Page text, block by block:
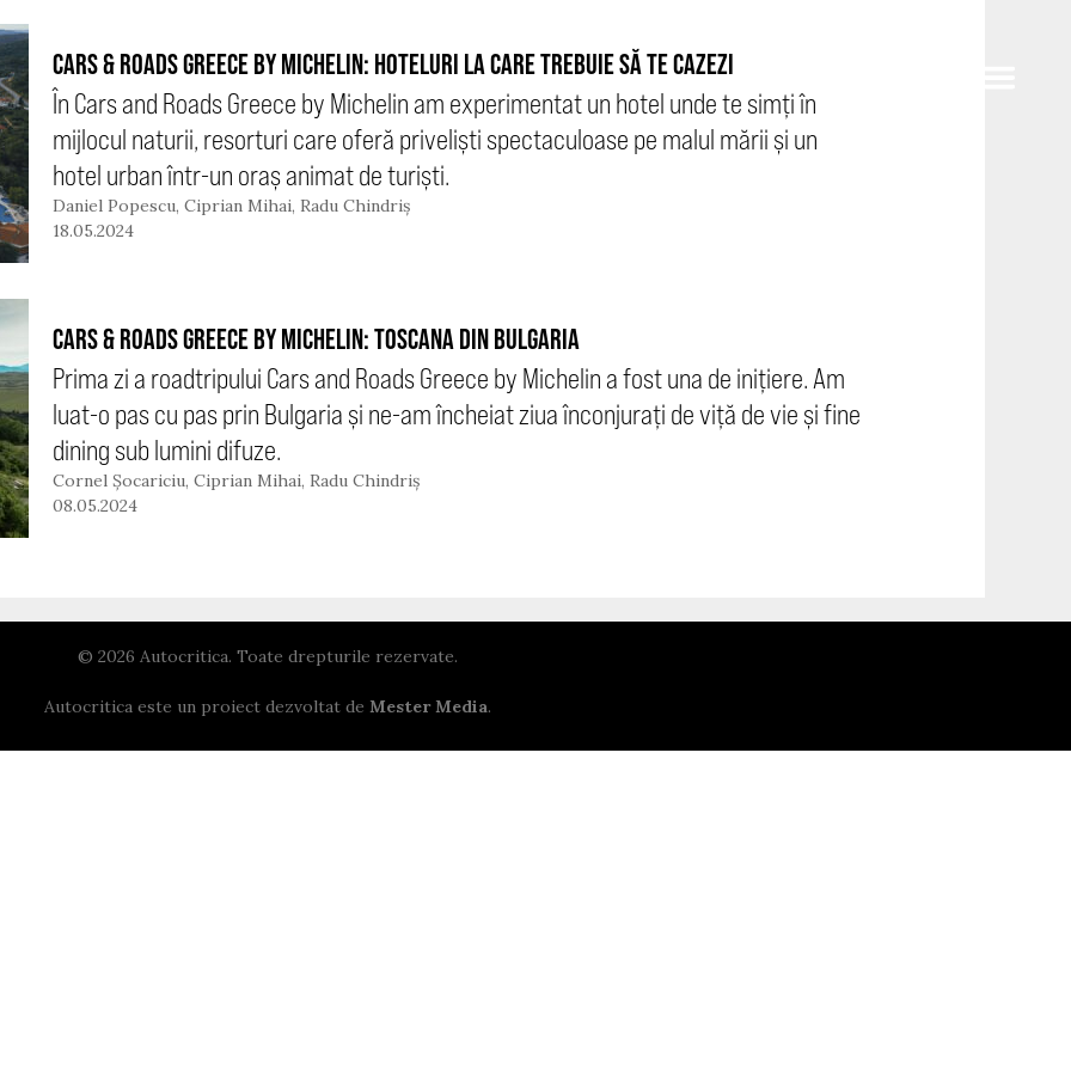
CARS & ROADS GREECE BY MICHELIN: HOTELURI LA CARE TREBUIE SĂ TE CAZEZI
În Cars and Roads Greece by Michelin am experimentat un hotel unde te simți în
mijlocul naturii, resorturi care oferă priveliști spectaculoase pe malul mării și un
hotel urban într-un oraș animat de turiști.
Daniel Popescu, Ciprian Mihai, Radu Chindriș
18.05.2024
CARS & ROADS GREECE BY MICHELIN: TOSCANA DIN BULGARIA
Prima zi a roadtripului Cars and Roads Greece by Michelin a fost una de inițiere. Am
luat-o pas cu pas prin Bulgaria și ne-am încheiat ziua înconjurați de viță de vie și fine
dining sub lumini difuze.
Cornel Șocariciu, Ciprian Mihai, Radu Chindriș
08.05.2024
© 2026 Autocritica. Toate drepturile rezervate.
Autocritica este un proiect dezvoltat de Mester Media.